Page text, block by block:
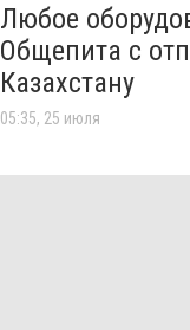
Любое
Общепита с
Казахстану
05:35, 25 июля